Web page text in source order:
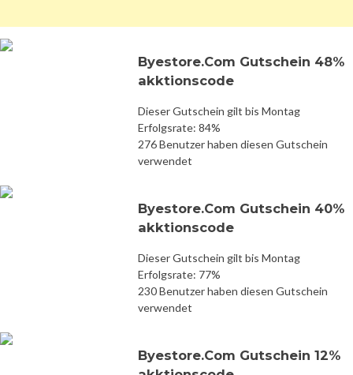
Byestore.Com Gutschein 48%
akktionscode
Dieser Gutschein gilt bis Montag
Erfolgsrate: 84%
276 Benutzer haben diesen Gutschein
verwendet
Byestore.Com Gutschein 40%
akktionscode
Dieser Gutschein gilt bis Montag
Erfolgsrate: 77%
230 Benutzer haben diesen Gutschein
verwendet
Byestore.Com Gutschein 12%